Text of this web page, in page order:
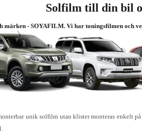
Solfilm till din bil
- SOYAFILM. Vi har toningsfilmen och
unik solfilm utan klister monteras enkelt